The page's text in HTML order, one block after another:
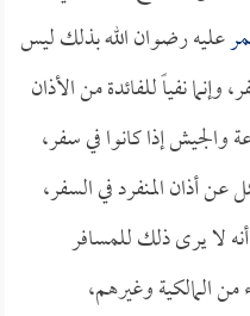
عليه رضوان الله بذلك ليس
نفياً للفائدة من الأذان
والجيش إذا كانوا في سفر،
عن أذان المنفرد في السفر،
لا يرى ذلك للمسافر
المالكية وغيرهم،